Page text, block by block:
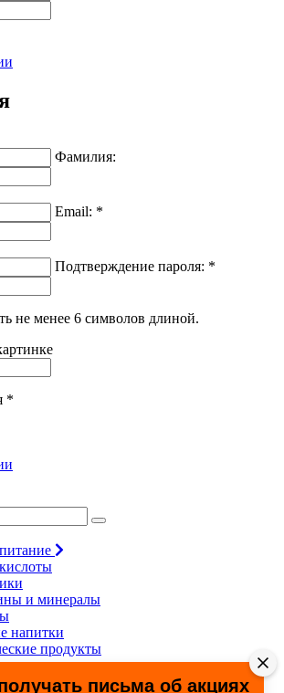
Фамилия:
Email: *
Подтверждение пароля: *
не менее 6 символов длиной.
*
и минералы
напитки
продукты
и суставов
письма об акциях